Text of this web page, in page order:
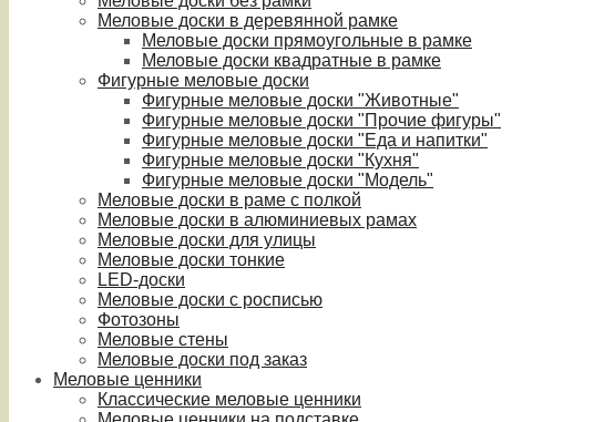
Меловые доски в деревянной рамке
Меловые доски прямоугольные в рамке
Меловые доски квадратные в рамке
Фигурные меловые доски
Фигурные меловые доски "Животные"
Фигурные меловые доски "Прочие фигуры"
Фигурные меловые доски "Еда и напитки"
Фигурные меловые доски "Кухня"
Фигурные меловые доски "Модель"
Меловые доски в раме с полкой
Меловые доски в алюминиевых рамах
Меловые доски для улицы
Меловые доски тонкие
LED-доски
Меловые доски с росписью
Фотозоны
Меловые стены
Меловые доски под заказ
Меловые ценники
Классические меловые ценники